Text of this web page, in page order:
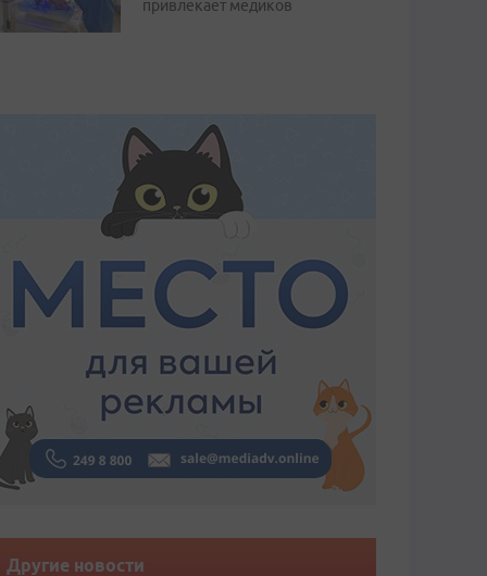
привлекает медиков
Другие новости